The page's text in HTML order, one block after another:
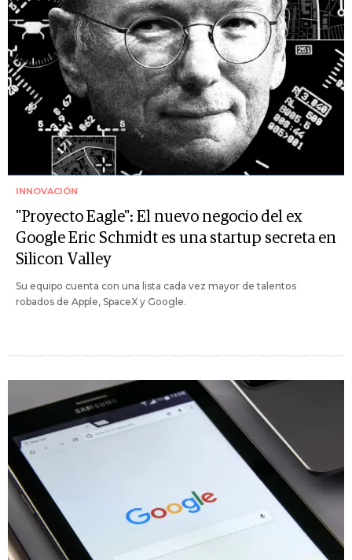
INNOVACIÓN
"Proyecto Eagle": El nuevo negocio del ex
Google Eric Schmidt es una startup secreta en
Silicon Valley
Su equipo cuenta con una lista cada vez mayor de talentos
robados de Apple, SpaceX y Google.